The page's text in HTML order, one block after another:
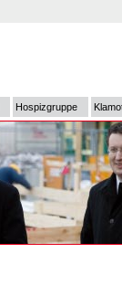
Hospizgruppe